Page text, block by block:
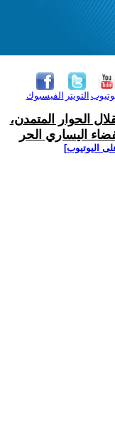
الفيسبوك التويتر
الحوار المتمدن،
اليساري الحر
اليوتيوب]